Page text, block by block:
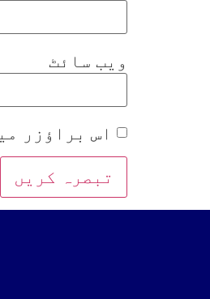
ویب‌ سائٹ
اس براؤزر